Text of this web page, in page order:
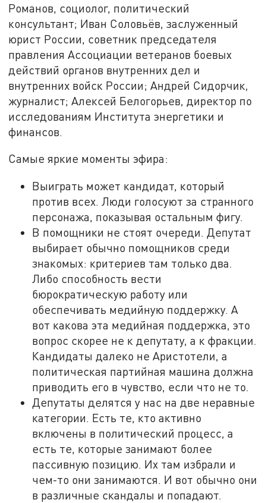
Романов, социолог, политический
консультант; Иван Соловьёв, заслуженный
юрист России, советник председателя
правления Ассоциации ветеранов боевых
действий органов внутренних дел и
внутренних войск России; Андрей Сидорчик,
журналист; Алексей Белогорьев, директор по
исследованиям Института энергетики и
финансов.
Самые яркие моменты эфира:
Выиграть может кандидат, который
против всех. Люди голосуют за странного
персонажа, показывая остальным фигу.
В помощники не стоят очереди. Депутат
выбирает обычно помощников среди
знакомых: критериев там только два.
Либо способность вести
бюрократическую работу или
обеспечивать медийную поддержку. А
вот какова эта медийная поддержка, это
вопрос скорее не к депутату, а к фракции.
Кандидаты далеко не Аристотели, а
политическая партийная машина должна
приводить его в чувство, если что не то.
Депутаты делятся у нас на две неравные
категории. Есть те, кто активно
включены в политический процесс, а
есть те, которые занимают более
пассивную позицию. Их там избрали и
чем-то они занимаются. И вот обычно они
в различные скандалы и попадают.